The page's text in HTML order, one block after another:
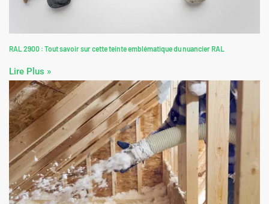
RAL 2900 : Tout savoir sur cette teinte emblématique du nuancier RAL
Lire Plus »